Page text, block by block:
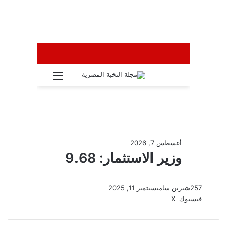
شيرين سامىسبتمبر 11, 2025
فيسبوك ‫X
البريد